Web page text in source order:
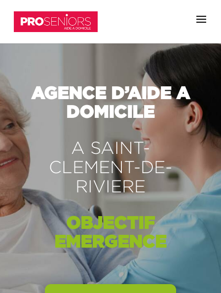
AGENCE D’AIDE A
DOMICILE
A SAINT-
CLEMENT-DE-
RIVIERE
OBJECTIF
EMERGENCE